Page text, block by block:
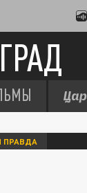
ПРАВДА